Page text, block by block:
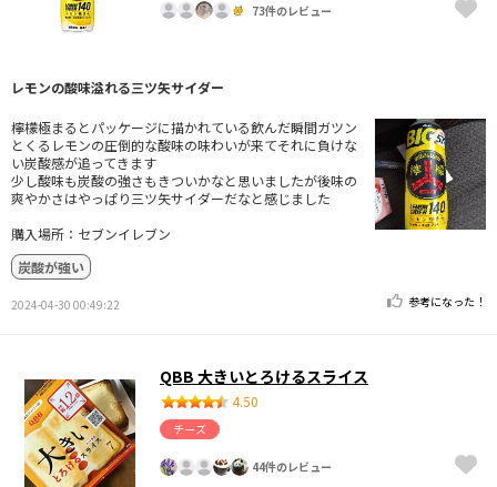
73件のレビュー
レモンの酸味溢れる三ツ矢サイダー
檸檬極まるとパッケージに描かれている飲んだ瞬間ガツン
とくるレモンの圧倒的な酸味の味わいが来てそれに負けな
い炭酸感が追ってきます
少し酸味も炭酸の強さもきついかなと思いましたが後味の
爽やかさはやっぱり三ツ矢サイダーだなと感じました
購入場所：セブンイレブン
炭酸が強い
2024-04-30 00:49:22 参考になった！
QBB 大きいとろけるスライス
4.50
チーズ
44件のレビュー